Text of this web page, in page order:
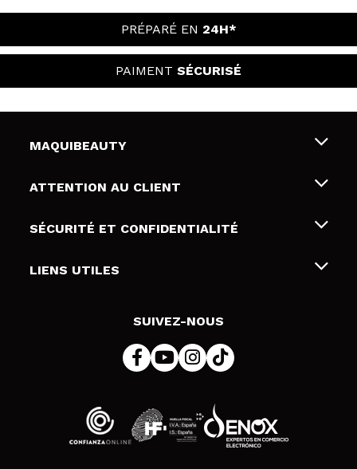
PRÉPARÉ EN 24H*
PAIMENT SÉCURISÉ
MAQUIBEAUTY
Qui sommes nous
Cartes-cadeaux
ATTENTION AU CLIENT
Livraison & retour
Modes de paiement
SÉCURITÉ ET CONFIDENTIALITÉ
Conditions et confidentialité
LIENS UTILES
SUIVEZ-NOUS